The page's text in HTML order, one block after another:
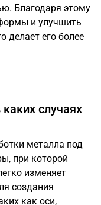
Благодаря этому
и улучшить
делает его более
случаях
металла под
при которой
изменяет
создания
как оси,